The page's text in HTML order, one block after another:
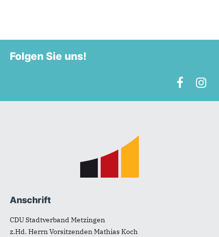
Folgen Sie uns!
Anschrift
CDU Stadtverband Metzingen
z.Hd. Herrn Vorsitzenden Mathias Koch